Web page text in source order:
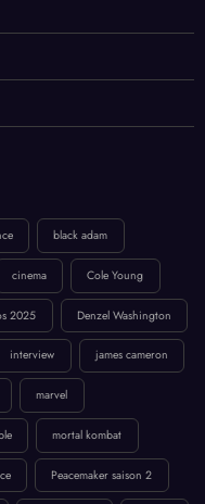
black adam
cinema Cole Young
2025 Denzel Washington
interview james cameron
marvel
mortal kombat
Peacemaker saison 2